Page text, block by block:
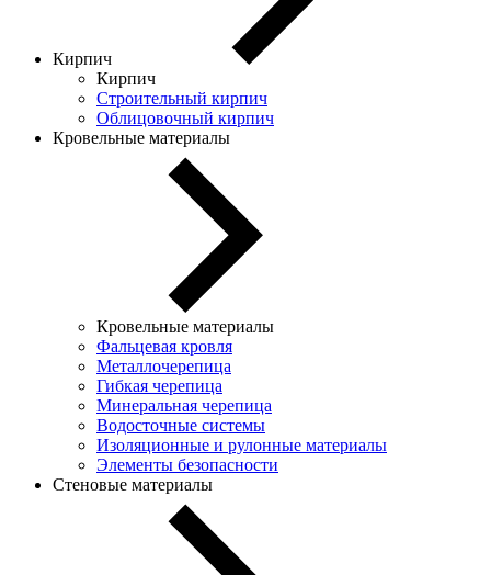
Кирпич
Кирпич
Строительный кирпич
Облицовочный кирпич
Кровельные материалы
Кровельные материалы
Фальцевая кровля
Металлочерепица
Гибкая черепица
Минеральная черепица
Водосточные системы
Изоляционные и рулонные материалы
Элементы безопасности
Стеновые материалы